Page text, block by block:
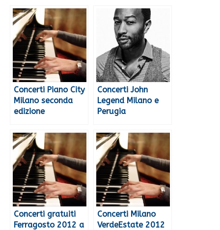
Concerti Piano City
Milano seconda
edizione
Concerti John
Legend Milano e
Perugia
Concerti gratuiti
Ferragosto 2012 a
Concerti Milano
VerdeEstate 2012